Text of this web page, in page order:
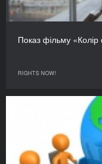
Показ фільму «Колір
RIGHTS NOW!